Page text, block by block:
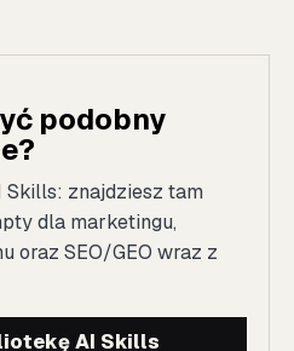
podobny
Skills: znajdziesz tam
dla marketingu,
oraz SEO/GEO wraz z
AI Skills